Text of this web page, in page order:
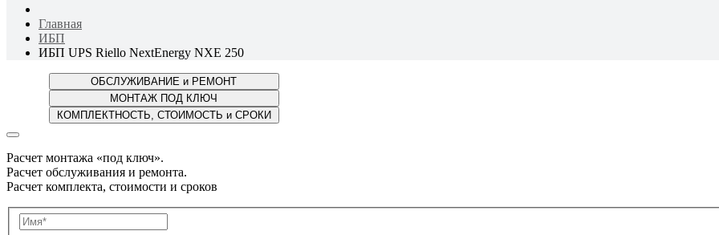
Главная
ИБП
ИБП UPS Riello NextEnergy NXE 250
Расчет монтажа «под ключ».
Расчет обслуживания и ремонта.
Расчет комплекта, стоимости и сроков